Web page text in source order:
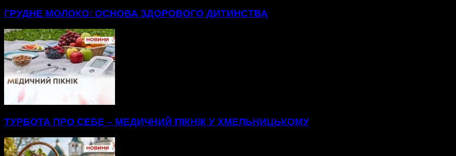
ГРУДНЕ МОЛОКО: ОСНОВА ЗДОРОВОГО ДИТИНСТВА
ТУРБОТА ПРО СЕБЕ – МЕДИЧНИЙ ПІКНІК У ХМЕЛЬНИЦЬКОМУ